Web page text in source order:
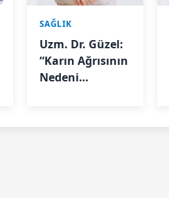
SAĞLIK
Uzm. Dr. Güzel:
“Karın Ağrısının
Nedeni